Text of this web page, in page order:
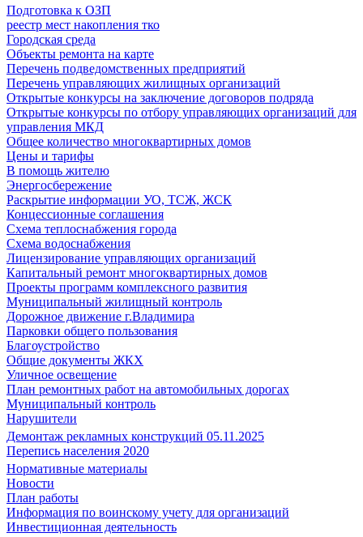
Подготовка к ОЗП
реестр мест накопления тко
Городская среда
Объекты ремонта на карте
Перечень подведомственных предприятий
Перечень управляющих жилищных организаций
Открытые конкурсы на заключение договоров подряда
Открытые конкурсы по отбору управляющих организаций для
управления МКД
Общее количество многоквартирных домов
Цены и тарифы
В помощь жителю
Энергосбережение
Раскрытие информации УО, ТСЖ, ЖСК
Концессионные соглашения
Схема теплоснабжения города
Схема водоснабжения
Лицензирование управляющих организаций
Капитальный ремонт многоквартирных домов
Проекты программ комплексного развития
Муниципальный жилищный контроль
Дорожное движение г.Владимира
Парковки общего пользования
Благоустройство
Общие документы ЖКХ
Уличное освещение
План ремонтных работ на автомобильных дорогах
Муниципальный контроль
Нарушители
Демонтаж рекламных конструкций 05.11.2025
Перепись населения 2020
Нормативные материалы
Новости
План работы
Информация по воинскому учету для организаций
Инвестиционная деятельность